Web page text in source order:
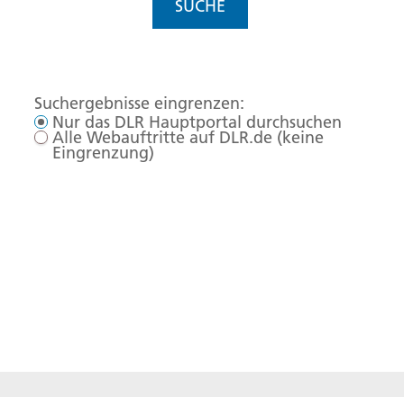
SUCHE
Suchergebnisse eingrenzen:
Nur das DLR Hauptportal durchsuchen
Alle Webauftritte auf DLR.de (keine
Eingrenzung)